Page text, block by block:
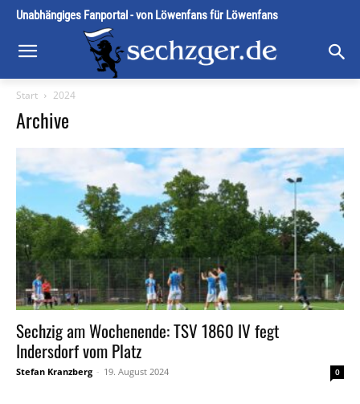
Unabhängiges Fanportal - von Löwenfans für Löwenfans
Start 2024
Archive
Sechzig am Wochenende: TSV 1860 IV fegt
Indersdorf vom Platz
Stefan Kranzberg - 19. August 2024 0